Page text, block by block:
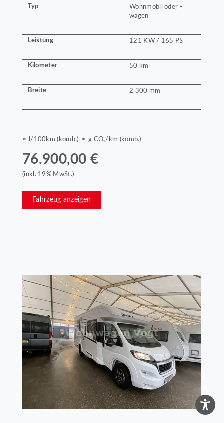
Typ
Wohnmobil oder -
wagen
Leistung 121 KW / 165 PS
Kilometer 50 km
Breite 2.300 mm
≈ l/100km (komb.), ≈ g CO₂/km (komb.)
76.900,00 €
(inkl. 19% MwSt.)
Fahrzeug anzeigen